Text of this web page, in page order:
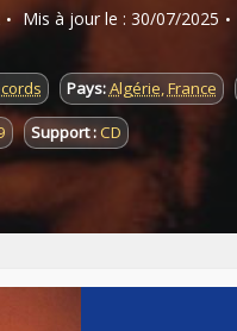
Mis à jour le : 30/07/2025
Pays:Algérie,France
Support :CD